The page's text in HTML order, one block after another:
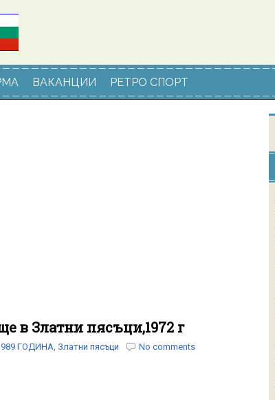
ВАКАНЦИИ РЕТРО СПОРТ
в Златни пясъци,1972 г
ГОДИНА, Златни пясъци No comments